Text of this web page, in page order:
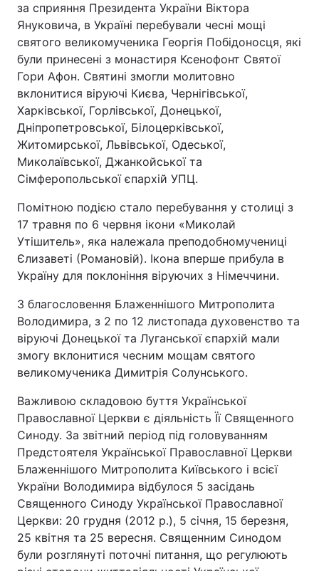
за сприяння Президента України Віктора
Януковича, в Україні перебували чесні мощі
святого великомученика Георгія Побідоносця, які
були принесені з монастиря Ксенофонт Святої
Гори Афон. Святині змогли молитовно
вклонитися віруючі Києва, Чернігівської,
Харківської, Горлівської, Донецької,
Дніпропетровської, Білоцерківської,
Житомирської, Львівської, Одеської,
Миколаївської, Джанкойської та
Сімферопольської єпархій УПЦ.
Помітною подією стало перебування у столиці з
17 травня по 6 червня ікони «Миколай
Утішитель», яка належала преподобномучениці
Єлизаветі (Романовій). Ікона вперше прибула в
Україну для поклоніння віруючих з Німеччини.
З благословення Блаженнішого Митрополита
Володимира, з 2 по 12 листопада духовенство та
віруючі Донецької та Луганської єпархій мали
змогу вклонитися чесним мощам святого
великомученика Димитрія Солунського.
Важливою складовою буття Української
Православної Церкви є діяльність Її Священного
Синоду. За звітний період під головуванням
Предстоятеля Української Православної Церкви
Блаженнішого Митрополита Київського і всієї
України Володимира відбулося 5 засідань
Священного Синоду Української Православної
Церкви: 20 грудня (2012 р.), 5 січня, 15 березня,
25 квітня та 25 вересня. Священним Синодом
були розглянуті поточні питання, що регулюють